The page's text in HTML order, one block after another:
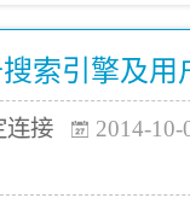
索引擎及用
连接
2014-10-